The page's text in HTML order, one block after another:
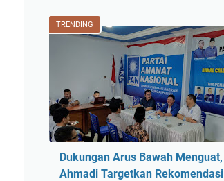
TRENDING
Dukungan Arus Bawah Menguat,
Ahmadi Targetkan Rekomendasi